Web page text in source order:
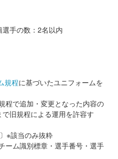
手の数：2名以内
規程に基づいたユニフォームを
程で追加・変更となった内容の
旧規程による運用を許容す
※該当のみ抜粋
ーム識別標章・選手番号・選手